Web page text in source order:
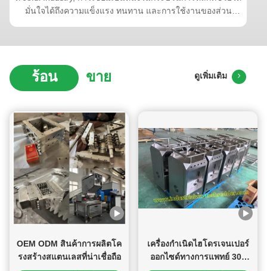
มั่นใจได้ถึงความแข็งแรง ทนทาน และการใช้งานของส่วน
สามารถในการเชื่อมของเรา 1. การเชื่อมทิก (Gas Tungsten
Arc Welding – GTAW) ความแม่นยำและผิวสำเร็จที่สะอาด: การ
เชื่อมทิกให้การควบคุมการป้อนความร้อนได้ดีเยี่ยม ทำให้เกิดรอย
เหมาะสำหรับสแตนเลส วัสดุแผ่นบาง และส่วนประกอบที่
ต้องการรูปลักษณ์และความแม่นยำที่เหนือกว่า ข้อดี: ข้อต่อ
คุณภาพสูง ทนทานต่อการกัดกร่อน การควบคุมที่ดีเยี่ยมสำหรับ
ชิ้นส่วนที่ซับซ้อนและผนังบาง การบิดเบือนน้อยที่สุด ทำให้
เหมาะสำหรับการประกอบที่มีความแม่นยำ 2. การเชื่อมด้วย
เลเซอร์แบบกึ่งอัตโนมัติ ประสิทธิภาพและความเร็วสูง: การ
เชื่อมด้วยเลเซอร์ช่วยให้ประมวลผลได้อย่างรวดเร็วในขณะที่ยัง
คงรักษาข้อต่อที่แข็งแรงและสม่ำเสมอ การใช้งาน: ใช้กันอย่าง
แพร่หลายสำหรับชุดการผลิตขนาดกลางถึงขนาดใหญ่ ซึ่ง
ยิ่ง ข้อดี: รอยเชื่อมแคบที่มีการเจาะลึก ลดโซนที่ได้รับผลกระทบ
จากความร้อนเพื่อลดการเสียรูป เหมาะสำหรับการทำงาน
ร้อน ขาย ดูเพิ่มเติม
OEM ODM สินค้าการผลิตโค
รงสร้างสแตนเลสที่น่าเชื่อถือ
เครื่องกําเนิดไฮโดรเจนเปอร์
ออกไซด์ทางการแพทย์ 304